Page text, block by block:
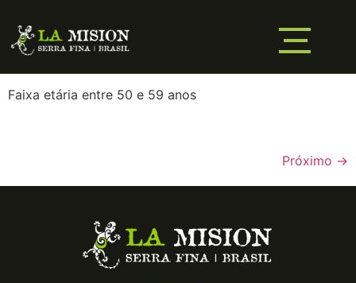
Faixa etária entre 50 e 59 anos
Próximo →